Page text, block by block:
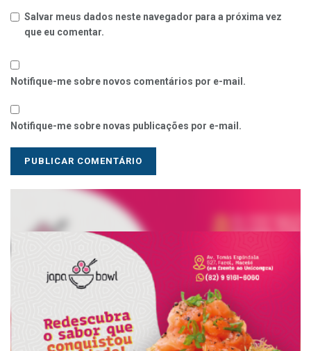
Salvar meus dados neste navegador para a próxima vez
que eu comentar.
Notifique-me sobre novos comentários por e-mail.
Notifique-me sobre novas publicações por e-mail.